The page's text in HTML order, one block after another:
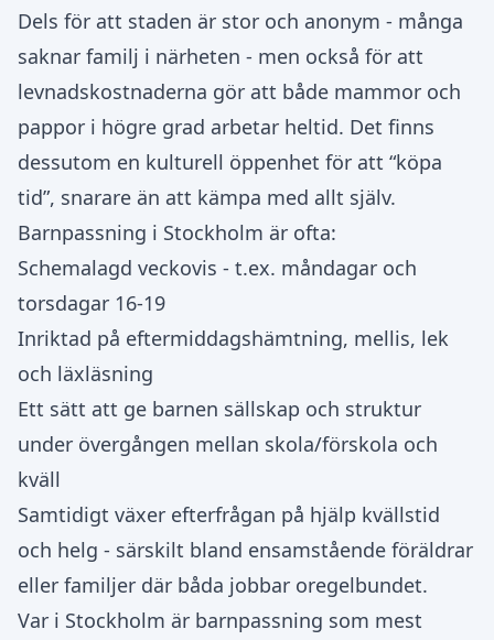
Dels för att staden är stor och anonym - många
saknar familj i närheten - men också för att
levnadskostnaderna gör att både mammor och
pappor i högre grad arbetar heltid. Det finns
dessutom en kulturell öppenhet för att “köpa
tid”, snarare än att kämpa med allt själv.
Barnpassning i Stockholm är ofta:
Schemalagd veckovis - t.ex. måndagar och
torsdagar 16-19
Inriktad på eftermiddagshämtning, mellis, lek
och läxläsning
Ett sätt att ge barnen sällskap och struktur
under övergången mellan skola/förskola och
kväll
Samtidigt växer efterfrågan på hjälp kvällstid
och helg - särskilt bland ensamstående föräldrar
eller familjer där båda jobbar oregelbundet.
Var i Stockholm är barnpassning som mest